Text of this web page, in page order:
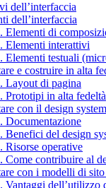
dell’interfaccia
dell’interfaccia
Elementi di
Elementi interattivi
Elementi testuali
e costruire in alta
Layout di pagina
Prototipi in alta fedeltà
con il design
Documentazione
Benefici del design
Risorse operative
Come contribuire al
con i modelli di
Vantaggi dell’utilizzo